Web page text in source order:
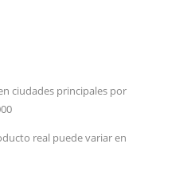
ciudades principales por
real puede variar en